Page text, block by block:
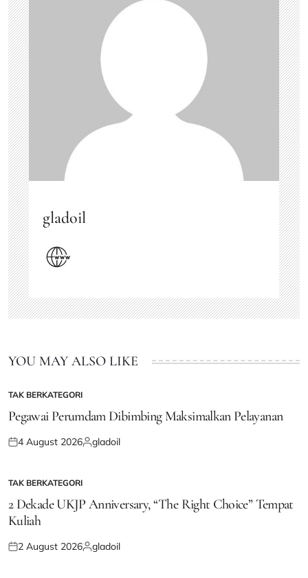
gladoil
YOU MAY ALSO LIKE
POSTED
IN
TAK BERKATEGORI
Pegawai Perumdam Dibimbing Maksimalkan Pelayanan
Posted
4 August 2026Posted
gladoil
POSTED
TAK BERKATEGORI
2 Dekade UKJP Anniversary, “The Right Choice” Tempat
Kuliah
Posted
2 August 2026Posted
gladoil